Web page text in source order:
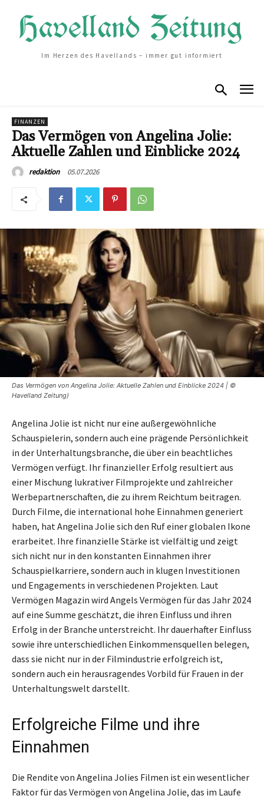
Im Herzen des Havellands – immer gut informiert
FINANZEN
Das Vermögen von Angelina Jolie:
Aktuelle Zahlen und Einblicke 2024
redaktion 05.07.2026
Das Vermögen von Angelina Jolie: Aktuelle Zahlen und Einblicke 2024 | ©
Havelland Zeitung)
Angelina Jolie ist nicht nur eine außergewöhnliche
Schauspielerin, sondern auch eine prägende Persönlichkeit
in der Unterhaltungsbranche, die über ein beachtliches
Vermögen verfügt. Ihr finanzieller Erfolg resultiert aus
einer Mischung lukrativer Filmprojekte und zahlreicher
Werbepartnerschaften, die zu ihrem Reichtum beitragen.
Durch Filme, die international hohe Einnahmen generiert
haben, hat Angelina Jolie sich den Ruf einer globalen Ikone
erarbeitet. Ihre finanzielle Stärke ist vielfältig und zeigt
sich nicht nur in den konstanten Einnahmen ihrer
Schauspielkarriere, sondern auch in klugen Investitionen
und Engagements in verschiedenen Projekten. Laut
Vermögen Magazin wird Angels Vermögen für das Jahr 2024
auf eine Summe geschätzt, die ihren Einfluss und ihren
Erfolg in der Branche unterstreicht. Ihr dauerhafter Einfluss
sowie ihre unterschiedlichen Einkommensquellen belegen,
dass sie nicht nur in der Filmindustrie erfolgreich ist,
sondern auch ein herausragendes Vorbild für Frauen in der
Unterhaltungswelt darstellt.
Erfolgreiche Filme und ihre
Einnahmen
Die Rendite von Angelina Jolies Filmen ist ein wesentlicher
Faktor für das Vermögen von Angelina Jolie, das im Laufe